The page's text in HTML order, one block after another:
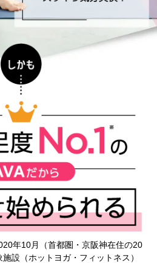
年10月（首都圏・京阪神在住の20
設（ホットヨガ・フィットネス）